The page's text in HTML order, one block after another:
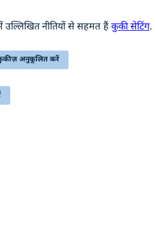
नीतियों से सहमत हैंकुकी सेटिंग.
अनुकूलित करें